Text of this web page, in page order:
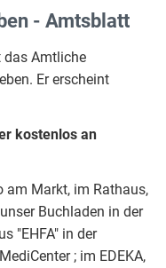
- Amtsblatt
das Amtliche
Er erscheint
kostenlos an
am Markt, im Rathaus,
Buchladen in der
"EHFA" in der
; im EDEKA,